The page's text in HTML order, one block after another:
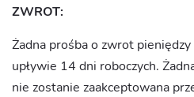
ZWROT:
Żadna prośba o zwrot
upływie 14 dni roboczych.
nie zostanie zaakceptowana